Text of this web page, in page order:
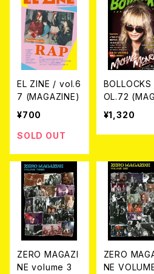
K)
EL ZINE / vol.6
7 (MAGAZINE)
¥700
SOLD OUT
OL.72
INE)
¥1,320
ZERO MAGAZI
NE volume 3
ZERO
NE